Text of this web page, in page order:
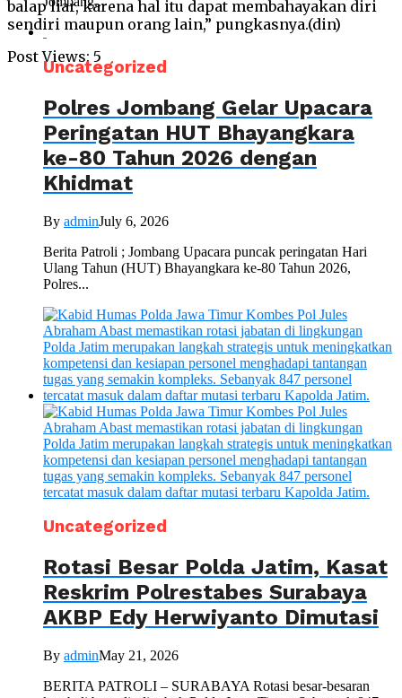
balap liar, karena hal itu dapat membahayakan diri
sendiri maupun orang lain,” pungkasnya.(din)
Post Views: 5
Uncategorized
Polres Jombang Gelar Upacara
Peringatan HUT Bhayangkara
ke-80 Tahun 2026 dengan
Khidmat
By adminJuly 6, 2026
Berita Patroli ; Jombang Upacara puncak peringatan Hari
Ulang Tahun (HUT) Bhayangkara ke-80 Tahun 2026,
Polres...
Uncategorized
Rotasi Besar Polda Jatim, Kasat
Reskrim Polrestabes Surabaya
AKBP Edy Herwiyanto Dimutasi
By adminMay 21, 2026
BERITA PATROLI – SURABAYA Rotasi besar-besaran